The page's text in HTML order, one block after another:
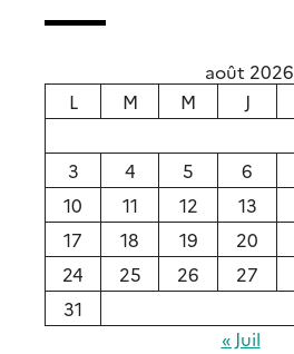
août 2026
L
M M J
3
4 5 6
10
11 12 13
17
18 19 20
24
25 26 27
31
« Juil